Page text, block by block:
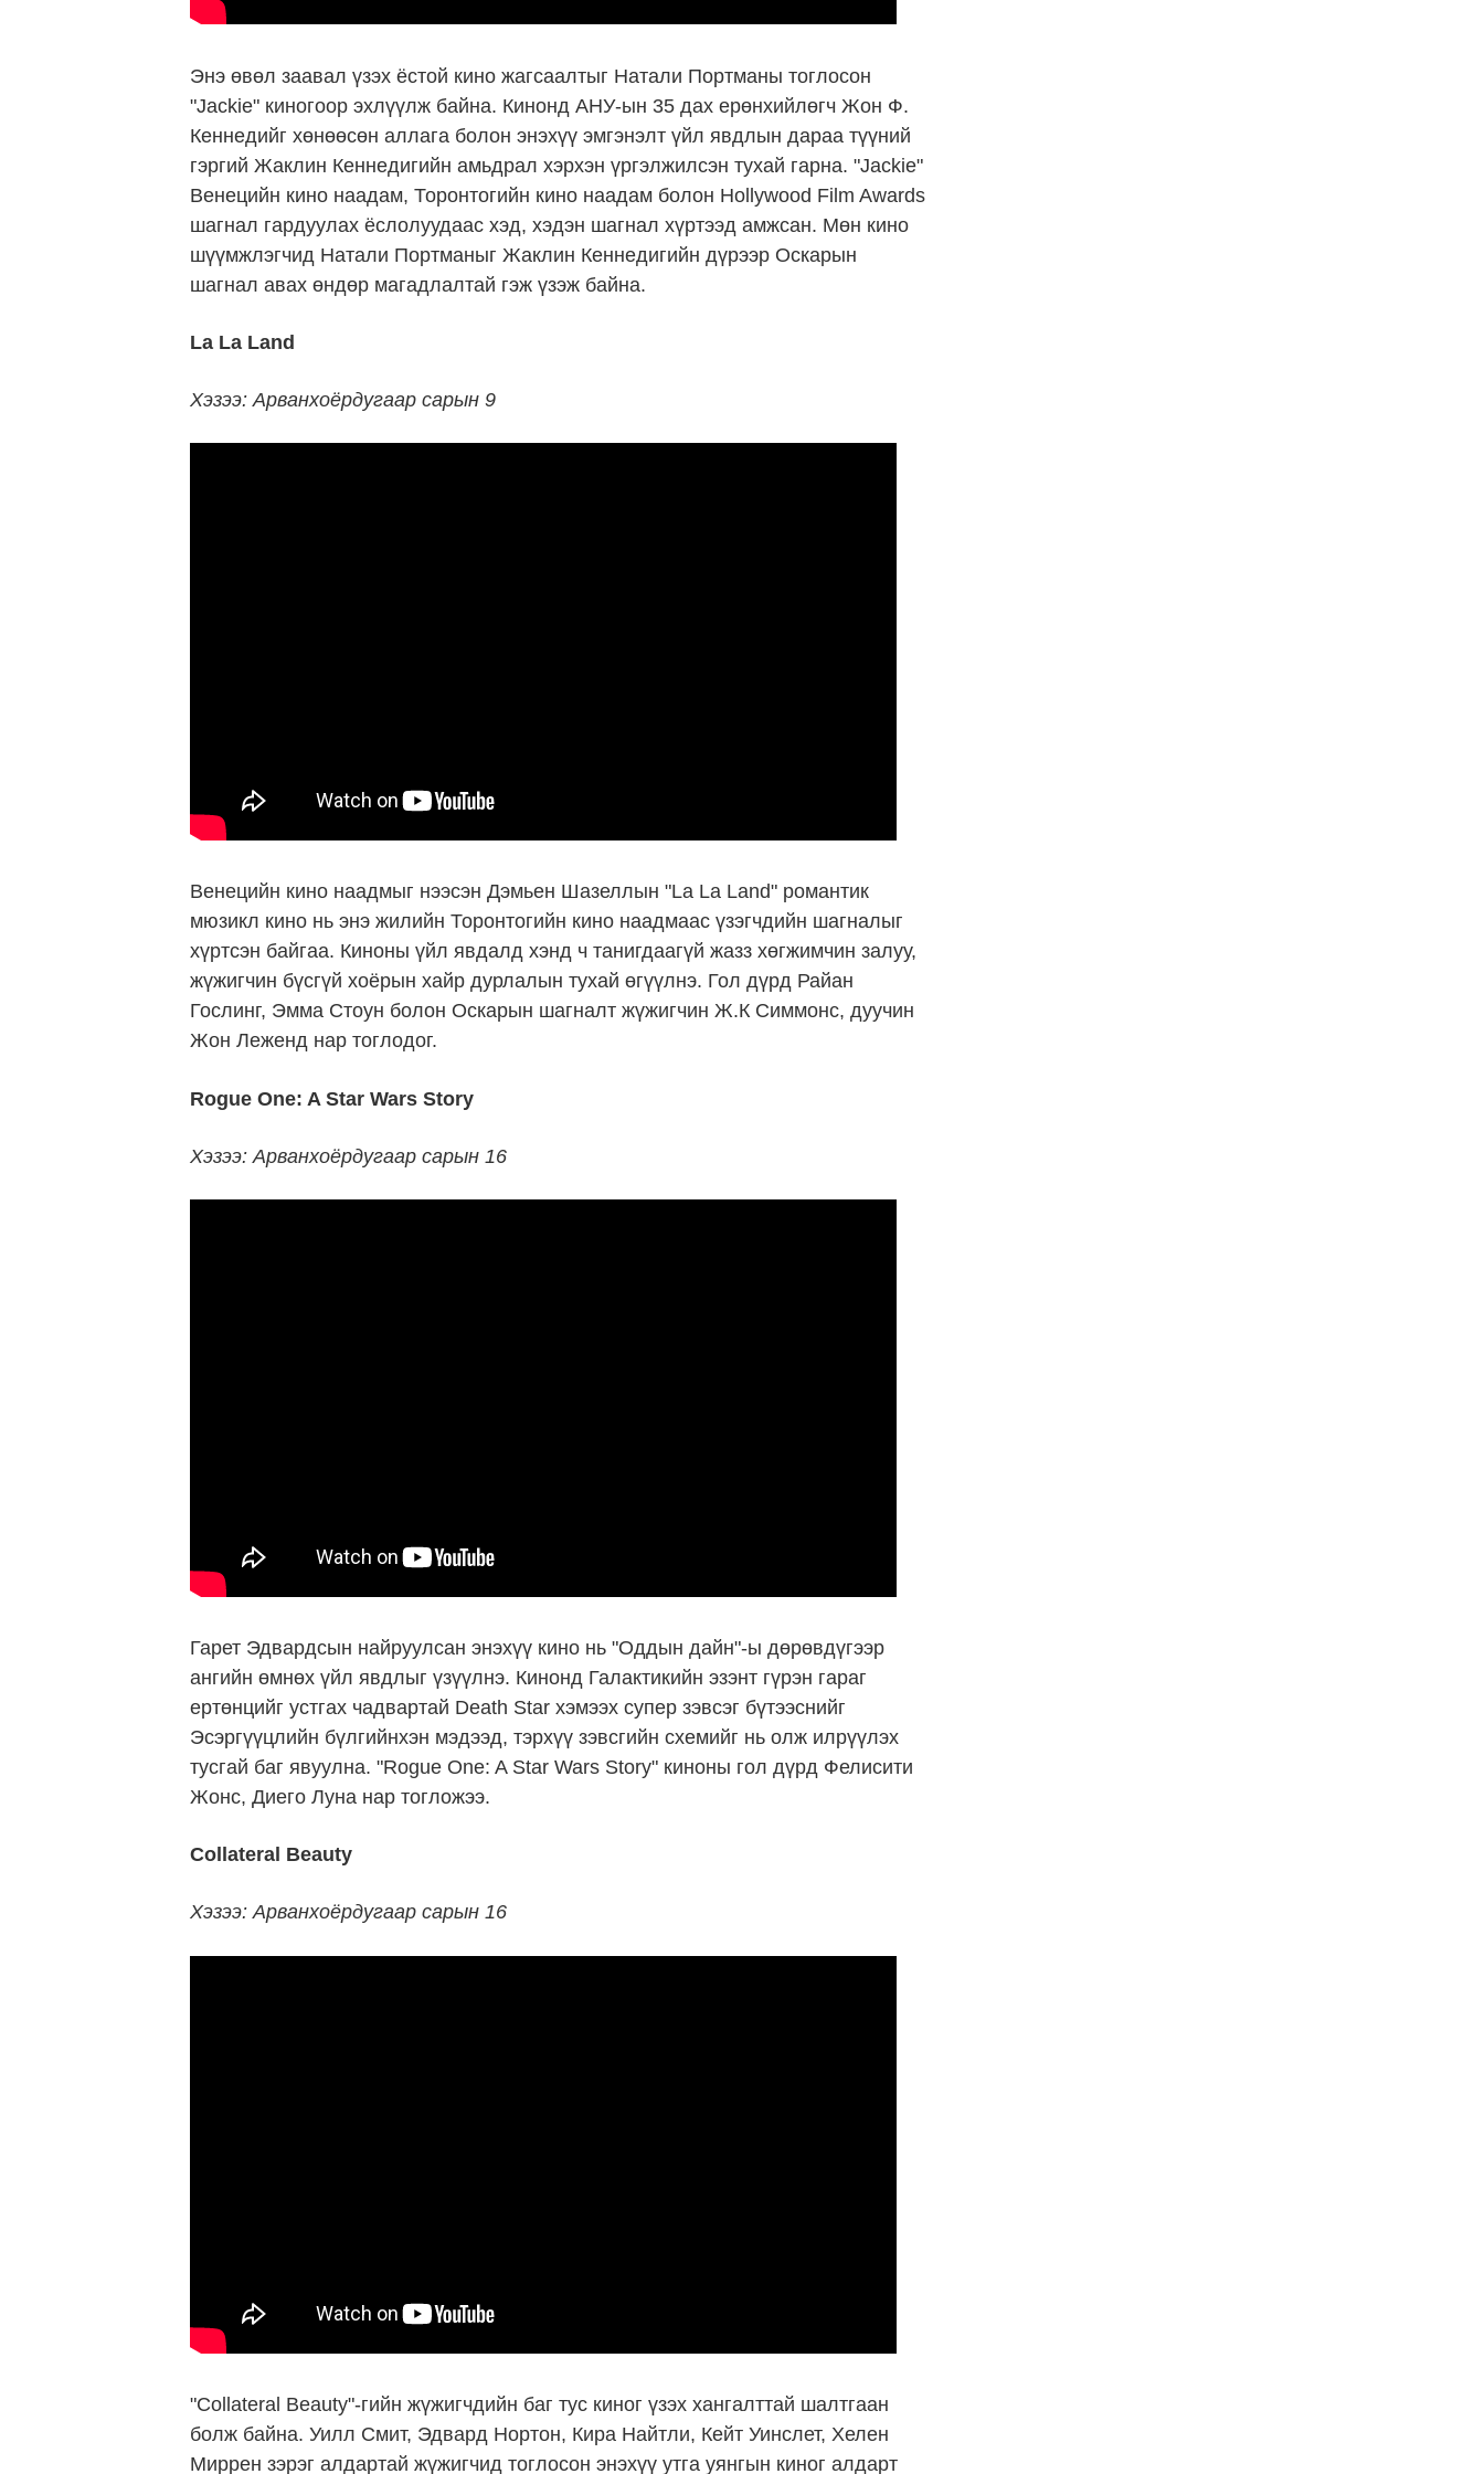
Энэ өвөл заавал үзэх ёстой кино жагсаалтыг Натали Портманы тоглосон
"Jackie" киногоор эхлүүлж байна. Кинонд АНУ-ын 35 дах ерөнхийлөгч Жон Ф.
Кеннедийг хөнөөсөн аллага болон энэхүү эмгэнэлт үйл явдлын дараа түүний
гэргий Жаклин Кеннедигийн амьдрал хэрхэн үргэлжилсэн тухай гарна. "Jackie"
Венецийн кино наадам, Торонтогийн кино наадам болон Hollywood Film Awards
шагнал гардуулах ёслолуудаас хэд, хэдэн шагнал хүртээд амжсан. Мөн кино
шүүмжлэгчид Натали Портманыг Жаклин Кеннедигийн дүрээр Оскарын
шагнал авах өндөр магадлалтай гэж үзэж байна.
La La Land
Хэзээ: Арванхоёрдугаар сарын 9
Венецийн кино наадмыг нээсэн Дэмьен Шазеллын "La La Land" романтик
мюзикл кино нь энэ жилийн Торонтогийн кино наадмаас үзэгчдийн шагналыг
хүртсэн байгаа. Киноны үйл явдалд хэнд ч танигдаагүй жазз хөгжимчин залуу,
жүжигчин бүсгүй хоёрын хайр дурлалын тухай өгүүлнэ. Гол дүрд Райан
Гослинг, Эмма Стоун болон Оскарын шагналт жүжигчин Ж.К Симмонс, дуучин
Жон Леженд нар тоглодог.
Rogue One: A Star Wars Story
Хэзээ: Арванхоёрдугаар сарын 16
Гарет Эдвардсын найруулсан энэхүү кино нь "Оддын дайн"-ы дөрөвдүгээр
ангийн өмнөх үйл явдлыг үзүүлнэ. Кинонд Галактикийн эзэнт гүрэн гараг
ертөнцийг устгах чадвартай Death Star хэмээх супер зэвсэг бүтээснийг
Эсэргүүцлийн бүлгийнхэн мэдээд, тэрхүү зэвсгийн схемийг нь олж илрүүлэх
тусгай баг явуулна. "Rogue One: A Star Wars Story" киноны гол дүрд Фелисити
Жонс, Диего Луна нар тогложээ.
Collateral Beauty
Хэзээ: Арванхоёрдугаар сарын 16
"Collateral Beauty"-гийн жүжигчдийн баг тус киног үзэх хангалттай шалтгаан
болж байна. Уилл Смит, Эдвард Нортон, Кира Найтли, Кейт Уинслет, Хелен
Миррен зэрэг алдартай жүжигчид тоглосон энэхүү утга уянгын киног алдарт